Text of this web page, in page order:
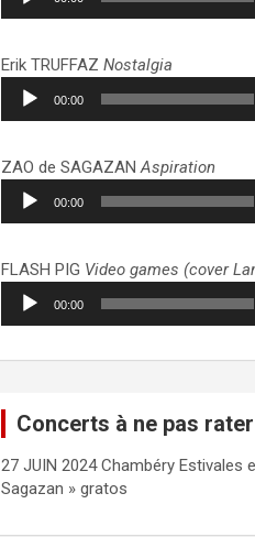
audio
Erik TRUFFAZNostalgia
Lecteur
audio
00:00
ZAO de SAGAZANAspiration
Lecteur
audio
00:00
FLASH PIG Video games (cover
Lecteur
audio
00:00
Concerts à ne pas rater
27 JUIN 2024 Chambéry Estivales
Sagazan » gratos